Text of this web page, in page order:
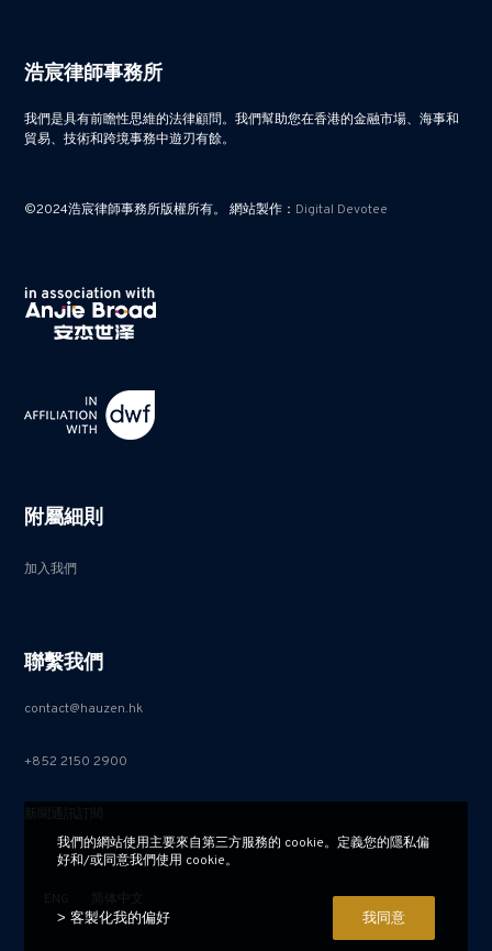
浩宸律師事務所
我們是具有前瞻性思維的法律顧問。我們幫助您在香港的金融市場、海事和
貿易、技術和跨境事務中遊刃有餘。
©2024浩宸律師事務所版權所有。 網站製作： Digital Devotee
附屬細則
加入我們
聯繫我們
contact@hauzen.hk
+852 2150 2900
我們的網站使用主要來自第三方服務的 cookie。定義您的隱私偏
好和/或同意我們使用 cookie。
> 客製化我的偏好 我同意